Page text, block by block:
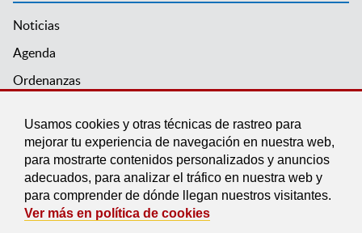
Usamos cookies y otras técnicas de rastreo para
mejorar tu experiencia de navegación en nuestra web,
para mostrarte contenidos personalizados y anuncios
adecuados, para analizar el tráfico en nuestra web y
para comprender de dónde llegan nuestros visitantes.
Ver más en política de cookies
Noticias
Agenda
Ordenanzas